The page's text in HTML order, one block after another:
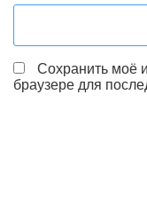
Сохранить моё
браузере для